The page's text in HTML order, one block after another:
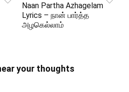
Naan Partha Azhagelam
Lyrics – நான் பார்த்த
அழகெல்லாம்
your thoughts